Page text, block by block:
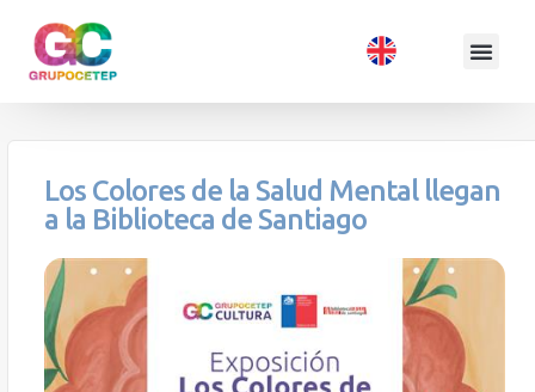
Los Colores de la Salud Mental llegan
a la Biblioteca de Santiago